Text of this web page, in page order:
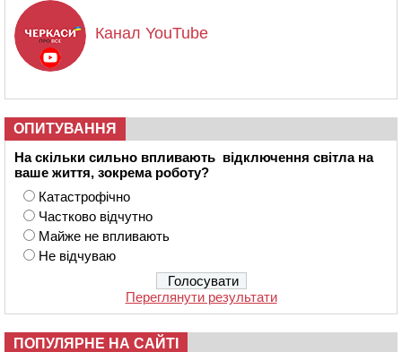
Канал YouTube
ОПИТУВАННЯ
На скільки сильно впливають відключення світла на
ваше життя, зокрема роботу?
Катастрофічно
Частково відчутно
Майже не впливають
Не відчуваю
Переглянути результати
ПОПУЛЯРНЕ НА САЙТІ